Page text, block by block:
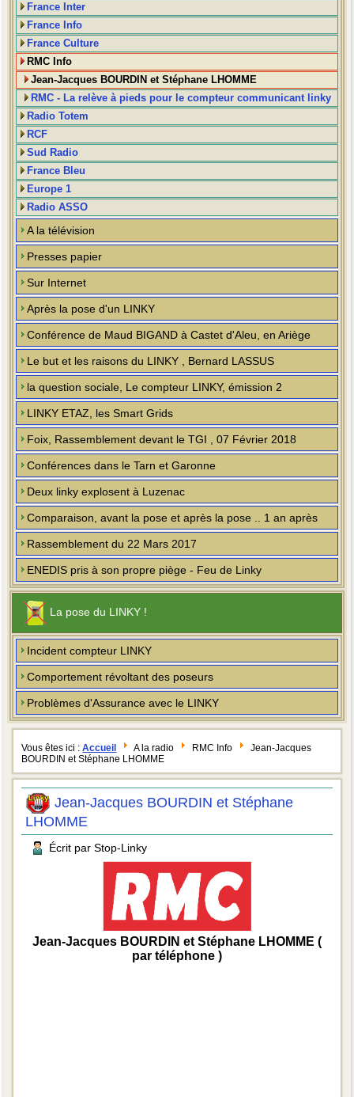
France Inter
France Info
France Culture
RMC Info
Jean-Jacques BOURDIN et Stéphane LHOMME
RMC - La relève à pieds pour le compteur communicant linky
Radio Totem
RCF
Sud Radio
France Bleu
Europe 1
Radio ASSO
A la télévision
Presses papier
Sur Internet
Après la pose d'un LINKY
Conférence de Maud BIGAND à Castet d'Aleu, en Ariège
Le but et les raisons du LINKY , Bernard LASSUS
la question sociale, Le compteur LINKY, émission 2
LINKY ETAZ, les Smart Grids
Foix, Rassemblement devant le TGI , 07 Février 2018
Conférences dans le Tarn et Garonne
Deux linky explosent à Luzenac
Comparaison, avant la pose et après la pose .. 1 an après
Rassemblement du 22 Mars 2017
ENEDIS pris à son propre piège - Feu de Linky
La pose du LINKY !
Incident compteur LINKY
Comportement révoltant des poseurs
Problèmes d'Assurance avec le LINKY
Vous êtes ici :Accueil A la radio RMC Info
Jean-Jacques
BOURDIN et Stéphane LHOMME
Jean-Jacques BOURDIN et Stéphane
LHOMME
Écrit par Stop-Linky
Jean-Jacques BOURDIN et Stéphane LHOMME (
par téléphone )